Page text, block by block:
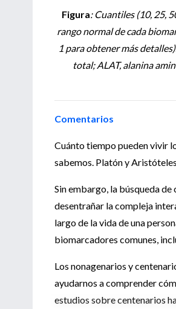
Figura: Cuantiles (10, 25,
rango normal de cada
1 para obtener más
total; ALAT, alanina
Comentarios
Cuánto tiempo pueden vivir
sabemos. Platón y
Sin embargo, la búsqueda
desentrañar la compleja
largo de la vida de una
biomarcadores comunes,
Los nonagenarios y
ayudarnos a comprender
estudios sobre centenarios